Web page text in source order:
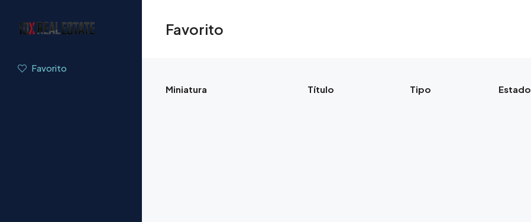
Favorito
Miniatura Título Tipo Estado
Favorito